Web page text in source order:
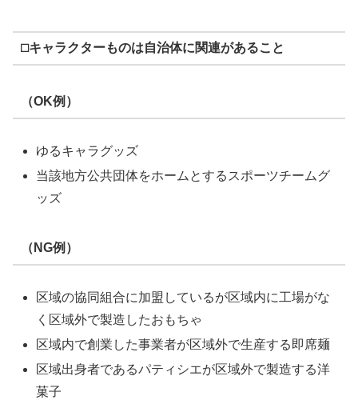
⬜︎キャラクターものは自治体に関連があること
（OK例）
ゆるキャラグッズ
当該地方公共団体をホームとするスポーツチームグ
ッズ
（NG例）
区域の協同組合に加盟しているが区域内に工場がな
く区域外で製造したおもちゃ
区域内で創業した事業者が区域外で生産する即席麺
区域出身者であるパティシエが区域外で製造する洋
菓子